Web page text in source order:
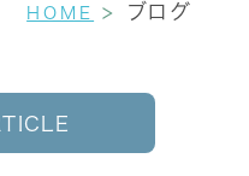
HOME ブログ